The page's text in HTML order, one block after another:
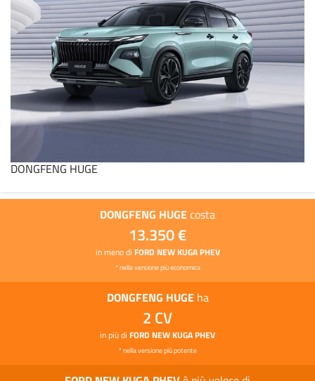
DONGFENG HUGE
DONGFENG HUGEcosta
13.350 €
in meno di FORD NEW KUGA PHEV
* nella versione più economica
DONGFENG HUGEha
2 CV
in più di FORD NEW KUGA PHEV
* nella versione più potente